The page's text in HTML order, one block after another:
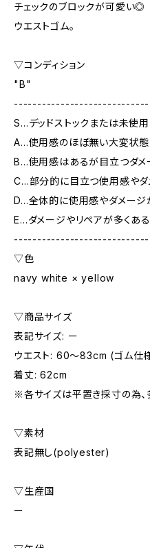
チェックのブロックが可愛い◎
ウエストゴム。
▽コンディション
"B"
S…デッドストックまたは未使用
A…使用感のほぼ無い大変状態
B…使用感はあるが目立つダメ
C…部分的に目立つ使用感やダ
D…全体的に使用感やダメージ
E…ダメージやリペアが多くあ
▽色
navy white × yellow
▽商品サイズ
表記サイズ: ー
ウエスト: 60〜83cm (ゴム仕
着丈: 62cm
※各サイズは平置き採寸の為、
▽素材
表記無し(polyester)
▽生産国
ー